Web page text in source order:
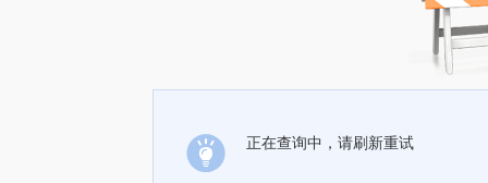
正在查询中，请刷新重试